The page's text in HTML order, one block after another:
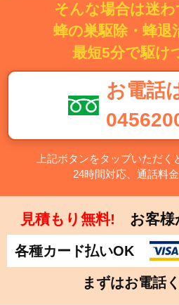
そんな場合は迷
蜂の巣駆除・蜂退
最短5分で駆け
お電話
上記ボタンをタップいただく
24時間対応、通話料金
見積もり無料! お客様
各種カード払いOK
まずはお電話